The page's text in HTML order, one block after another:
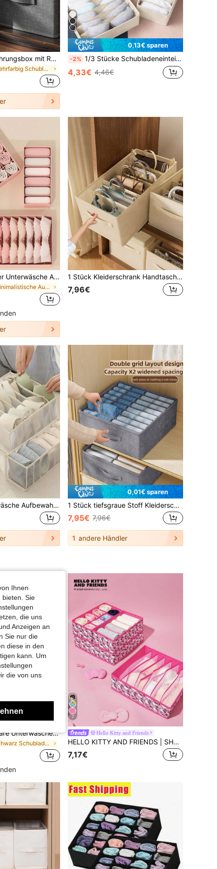
1 Stück Aufbewahrungsbox mit Reißverschluss und Deckel, kratzfest, großes Fassungsvermögen, zusammenklappbar für Kleidung, Decken, Spielzeug, Bücher - tragbar, modisch für Frauen, unter dem Bett
in Mehrfarbig Schubladen-Organizer
0,13€ sparen
-2% 1/3 Stücke Schubladeneinteilungen, faltbare Kleiderschrank Aufbewahrungskörbe und Stoffaufbewahrungsboxen, zum Aufbewahren von Kleidung, Unterwäsche, BHs, Krawatten, Accessoires, Socken
4,33€ 4,46€
1 Stück Mehrgitter Unterwäsche Aufbewahrungsbox Dekorationen Festdekoration Zimmer Dekoration Zuhause Dekoration Schlafzimmer Dekoration, Organizer, Heimspeicher, für weiße T-Shirts Damen, schwarze Hosen Damen, Winterkleidung Damen, Kleid, Winterkleidung für Damen, elegante Damenkleider, weiße Bluse für Damen, langärmlig, weiße Jumpsuit für Damen, Frühjahrskleid für Damen, Frühjahrsoutfits für Damen, Frühling, Frühlingskleidung, minimalistisch, Sommertop Aufbewahrung
in Minimalistische Aufbewahrungsideen für Zuhause
1 Stück Kleiderschrank Handtaschen Organizer, Stoff Aufbewahrungsbox mit Fächern für den Schrank, große Kapazität Handtaschen Trenner mit Griff, faltbare Handtaschen Aufbewahrungsbox für Schlafzimmer Organisation, Schlafzimmer Dekoration, Schulanfang
7,96€
1/3 Stück Unterwäsche Aufbewahrungsbox mit Schubladen und Fächern, Haushalts-Kleiderschrank Aufbewahrungstasche für Kleidung und Socken, aus Mesh-Gewebe für die Dekoration, geeignet für Kleider, Hosen, Schuhe, Jeans, Stiefel, Röcke, Schlafzimmer, Aufbewahrungstasche, Heimorganisation
0,01€ sparen
1 Stück tiefsgraue Stoff Kleiderschrank Schublade Aufbewahrungsbox, Kleidung & Hosen Trennfach Organizer Box, geeignet zum Aufbewahren und Organisieren von Unterwäsche, Hosen, Krawatten, geschichteter Schubladentyp Sortierkorb
7,95€ 7,96€
1 andere Händler
0,02€ sparen
1/3/5 Stück faltbare Unterwäsche Aufbewahrungsbox, BH Organizer Schubladeneinteilung, Schrank Wäsche Aufbewahrungsbehälter
in Schwarz Schubladen-Organizer
7
Hello Kitty and Friends
HELLO KITTY AND FRIENDS | SHEIN Cartoon Katzenmuster Stoff Schubladen Organizer Set, Mehrgrößige Kleiderschrank Aufbewahrungsboxen mit Trennwänden, Faltbare Unterwäsche & Socken Organizer für Kleiderschrank & Kommode, Süßes Rosa Design
7,17€
Ihnen
bieten. Sie
die uns
Anzeigen an
Sie nur die
diese in den
kann. Um
die von uns